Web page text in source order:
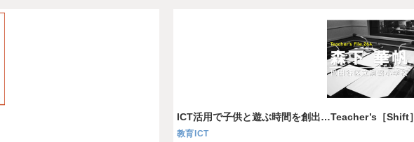
ICT活用で子供と遊ぶ時間を創出…Teacher’s［Shift］
教育ICT